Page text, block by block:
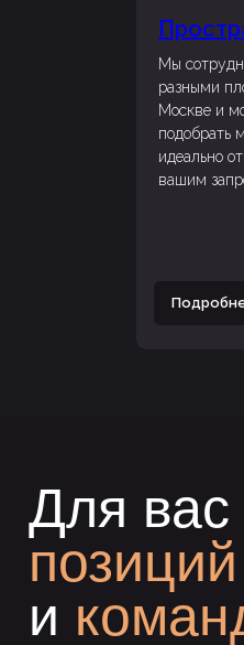
Мы
разными
Москве и
подобрать
идеально
вашим
Меню
продукты очень